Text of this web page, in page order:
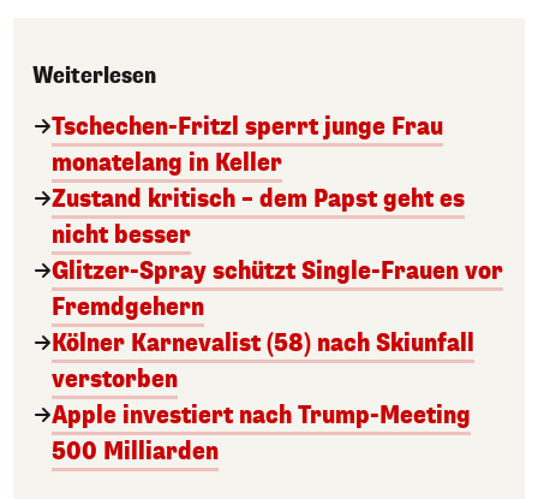
Weiterlesen
Tschechen-Fritzl sperrt junge Frau
monatelang in Keller
Zustand kritisch – dem Papst geht es
nicht besser
Glitzer-Spray schützt Single-Frauen vor
Fremdgehern
Kölner Karnevalist (58) nach Skiunfall
verstorben
Apple investiert nach Trump-Meeting
500 Milliarden